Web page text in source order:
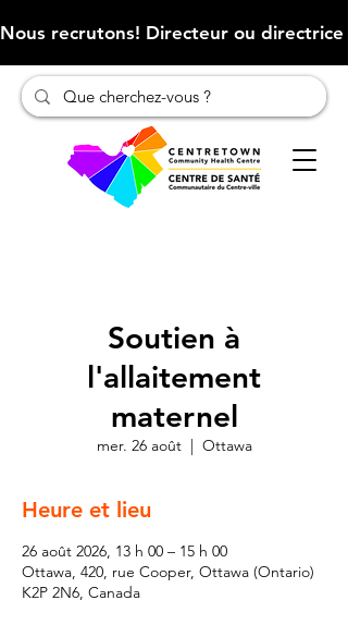
Nous recrutons! Directeur ou
Soutien à
l'allaitement
maternel
mer. 26 août
  |
Ottawa
Heure et lieu
26 août 2026, 13 h 00 – 15 h 00
Ottawa, 420, rue Cooper, Ottawa (Ontario)
K2P 2N6, Canada